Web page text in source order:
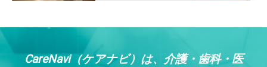
CareNavi（ケアナビ）は、介護・歯科・医